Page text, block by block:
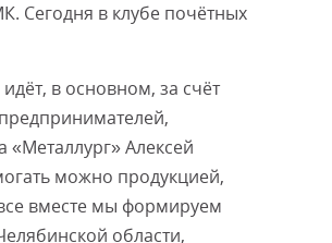
Сегодня в клубе почётных
в основном, за счёт
«Металлург» Алексей
можно продукцией,
вместе мы формируем
области,